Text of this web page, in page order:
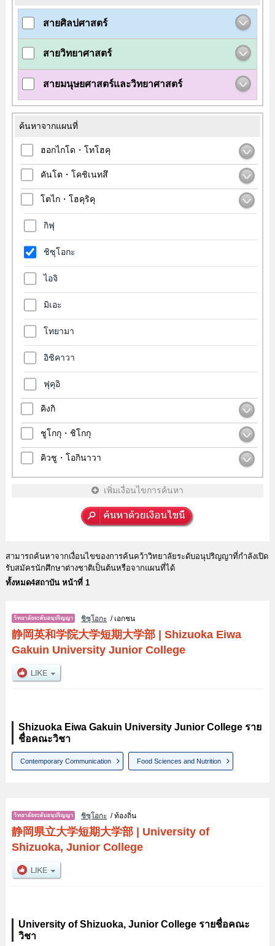
สายศิลปศาสตร์
สายวิทยาศาสตร์
สายมนุษยศาสตร์และวิทยาศาสตร์
ค้นหาจากแผนที่
ฮอกไกโด・โทโฮคุ
คันโต・โคชิเนทสึ
โตไก・โฮคุริคุ
กิฟุ
ชิซุโอกะ
ไอจิ
มิเอะ
โทยามา
อิชิคาวา
ฟุคุอิ
คิงกิ
ชูโกกุ・ชิโกกุ
คิวชู・โอกินาวา
เพิ่มเงื่อนไขการค้นหา
สามารถค้นหาจากเงื่อนไขของการค้นคว้าวิทยาลัยระดับอนุปริญญาที่กำลังเปิด
รับสมัครนักศึกษาต่างชาติเป็นต้นหรือจากแผนที่ได้
ทั้งหมด4สถาบัน หน้าที่ 1
ชิซุโอกะ / เอกชน
静岡英和学院大学短期大学部| Shizuoka Eiwa
Gakuin University Junior College
Shizuoka Eiwa Gakuin University Junior College ราย
ชื่อคณะวิชา
Contemporary Communication Food Sciences and Nutrition
ชิซุโอกะ / ท้องถิ่น
静岡県立大学短期大学部| University of
Shizuoka, Junior College
University of Shizuoka, Junior College รายชื่อคณะ
วิชา